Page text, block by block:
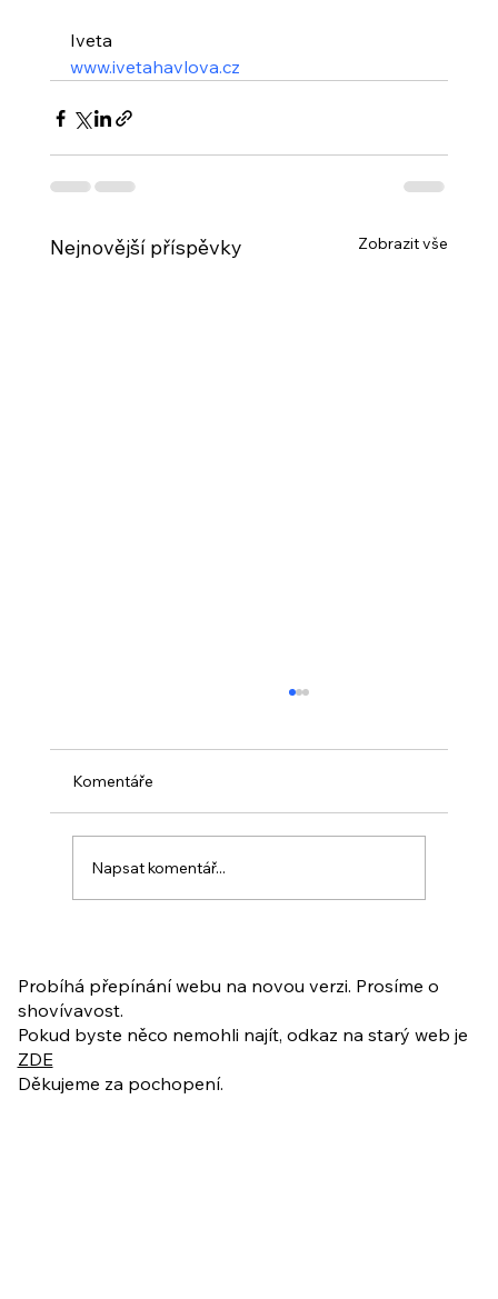
Iveta
www.ivetahavlova.cz
Nejnovější příspěvky Zobrazit vše
ukázkové lekce
Komentáře
Napsat komentář...
Probíhá přepínání webu na novou verzi. Prosíme o
shovívavost.
Pokud byste něco nemohli najít, odkaz na starý web je
ZDE
Děkujeme za pochopení.